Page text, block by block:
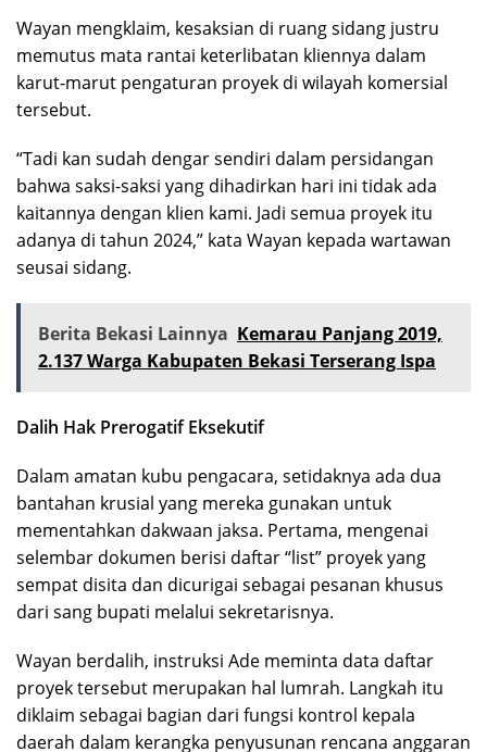
Wayan mengklaim, kesaksian di ruang sidang justru
memutus mata rantai keterlibatan kliennya dalam
karut-marut pengaturan proyek di wilayah komersial
tersebut.
“Tadi kan sudah dengar sendiri dalam persidangan
bahwa saksi-saksi yang dihadirkan hari ini tidak ada
kaitannya dengan klien kami. Jadi semua proyek itu
adanya di tahun 2024,” kata Wayan kepada wartawan
seusai sidang.
Berita Bekasi Lainnya Kemarau Panjang 2019,
2.137 Warga Kabupaten Bekasi Terserang Ispa
Dalih Hak Prerogatif Eksekutif
Dalam amatan kubu pengacara, setidaknya ada dua
bantahan krusial yang mereka gunakan untuk
mementahkan dakwaan jaksa. Pertama, mengenai
selembar dokumen berisi daftar “list” proyek yang
sempat disita dan dicurigai sebagai pesanan khusus
dari sang bupati melalui sekretarisnya.
Wayan berdalih, instruksi Ade meminta data daftar
proyek tersebut merupakan hal lumrah. Langkah itu
diklaim sebagai bagian dari fungsi kontrol kepala
daerah dalam kerangka penyusunan rencana anggaran